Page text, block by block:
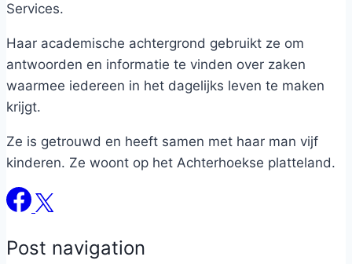
Services.
Haar academische achtergrond gebruikt ze om
antwoorden en informatie te vinden over zaken
waarmee iedereen in het dagelijks leven te maken
krijgt.
Ze is getrouwd en heeft samen met haar man vijf
kinderen. Ze woont op het Achterhoekse platteland.
Post navigation